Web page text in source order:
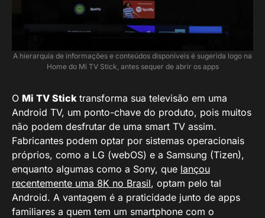
A hierarquia de informações e conteúdos disponíveis é sugerida logo na
Home do Mi TV Stick, antes sequer de abrir os apps
O Mi TV Sticktransforma sua televisão em uma
Android TV, um ponto-chave do produto, pois muitos
não podem desfrutar de uma smart TV assim.
Fabricantes podem optar por sistemas operacionais
próprios, como a LG (webOS) e a Samsung (Tizen),
enquanto algumas como a Sony, que lançou
recentemente uma 8K no Brasil, optam pelo tal
Android. A vantagem é a praticidade junto de apps
familiares a quem tem um smartphone com o